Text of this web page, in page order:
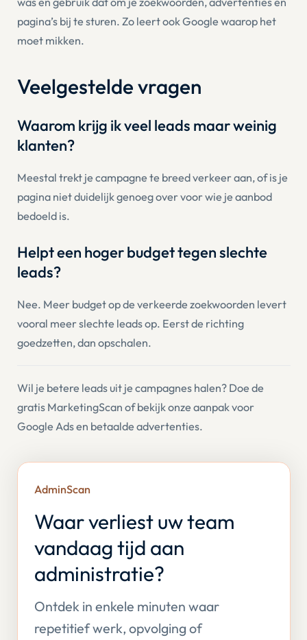
pagina’s bij te sturen. Zo leert ook Google waarop het
moet mikken.
Veelgestelde vragen
Waarom krijg ik veel leads maar weinig
klanten?
Meestal trekt je campagne te breed verkeer aan, of is je
pagina niet duidelijk genoeg over voor wie je aanbod
bedoeld is.
Helpt een hoger budget tegen slechte
leads?
Nee. Meer budget op de verkeerde zoekwoorden levert
vooral meer slechte leads op. Eerst de richting
goedzetten, dan opschalen.
Wil je betere leads uit je campagnes halen? Doe de
gratis MarketingScan of bekijk onze aanpak voor
Google Adsen betaalde advertenties.
AdminScan
Waar verliest uw team
vandaag tijd aan
administratie?
Ontdek in enkele minuten waar
repetitief werk, opvolging of